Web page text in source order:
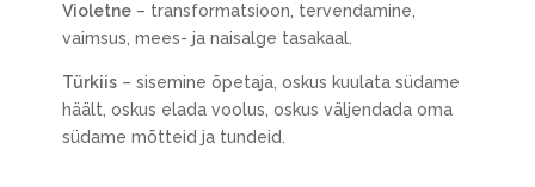
Violetne– transformatsioon, tervendamine,
vaimsus, mees- ja naisalge tasakaal.
Türkiis– sisemine õpetaja, oskus kuulata südame
häält, oskus elada voolus, oskus väljendada oma
südame mõtteid ja tundeid.